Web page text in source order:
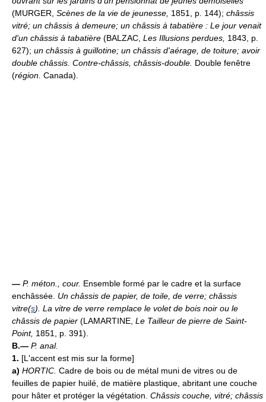
(MURGER, Scènes de la vie de jeunesse, 1851, p. 144); châssis
vitré; un châssis à demeure; un châssis à tabatière : Le jour venait
d'un châssis à tabatière (BALZAC, Les Illusions perdues, 1843, p.
627); un châssis à guillotine; un châssis d'aérage, de toiture; avoir
double châssis. Contre-châssis, châssis-double. Double fenêtre
(région. Canada).
— P. méton., cour. Ensemble formé par le cadre et la surface
enchâssée. Un châssis de papier, de toile, de verre; châssis
vitre(s). La vitre de verre remplace le volet de bois noir ou le
châssis de papier (LAMARTINE, Le Tailleur de pierre de Saint-
Point, 1851, p. 391).
B.— P. anal.
1. [L'accent est mis sur la forme]
a) HORTIC. Cadre de bois ou de métal muni de vitres ou de
feuilles de papier huilé, de matière plastique, abritant une couche
pour hâter et protéger la végétation. Châssis couche, vitré; châssis